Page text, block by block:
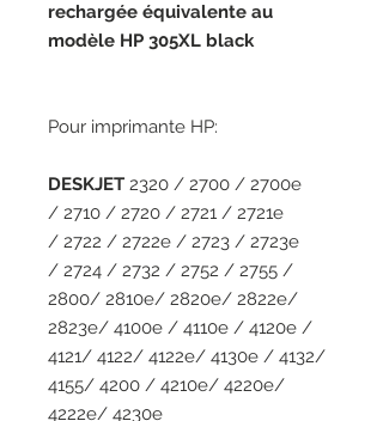
rechargée équivalente au
modèle HP 305XL black
Pour imprimante HP:
DESKJET 2320 / 2700 / 2700e
/ 2710 / 2720 / 2721 / 2721e
/ 2722 / 2722e / 2723 / 2723e
/ 2724 / 2732 / 2752 / 2755 /
2800/ 2810e/ 2820e/ 2822e/
2823e/ 4100e / 4110e / 4120e /
4121/ 4122/ 4122e/ 4130e / 4132/
4155/ 4200 / 4210e/ 4220e/
4222e/ 4230e